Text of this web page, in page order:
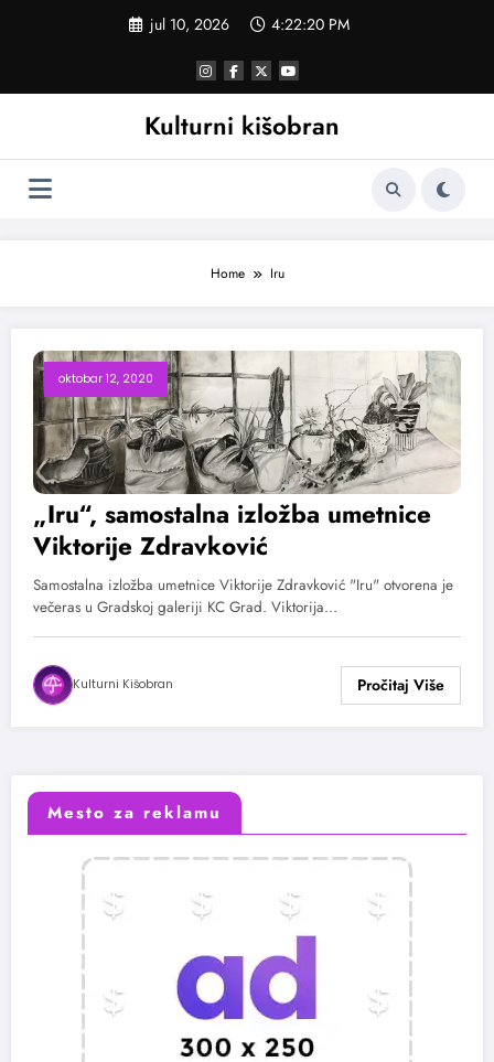
jul 10, 2026 4:22:20 PM
Kulturni kišobran
Home Iru
oktobar 12, 2020
„Iru“, samostalna izložba umetnice
Viktorije Zdravković
Samostalna izložba umetnice Viktorije Zdravković "Iru" otvorena je
večeras u Gradskoj galeriji KC Grad. Viktorija…
Kulturni Kišobran
Mesto za reklamu